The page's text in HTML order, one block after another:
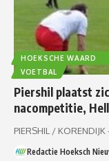
HOEKSCHE WAARD
VOETBAL
Piershil plaatst
nacompetitie,
PIERSHIL /
Redactie Hoeksch